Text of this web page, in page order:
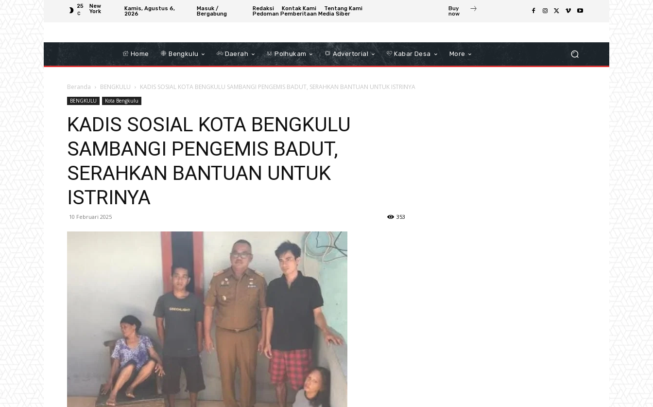
25
C
New
York
Kamis, Agustus 6,
2026
Masuk /
Bergabung
Redaksi Kontak Kami
Tentang Kami
Pedoman Pemberitaan Media Siber
Buy
now
Home Bengkulu Daerah Polhukam Advertorial Kabar Desa More
Beranda BENGKULU KADIS SOSIAL KOTA BENGKULU SAMBANGI PENGEMIS BADUT, SERAHKAN BANTUAN UNTUK ISTRINYA
BENGKULU Kota Bengkulu
KADIS SOSIAL KOTA BENGKULU
SAMBANGI PENGEMIS BADUT,
SERAHKAN BANTUAN UNTUK
ISTRINYA
10 Februari 2025 353